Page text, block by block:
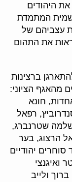
היהודים
המתמדת
עצביהם של
את התהום
ברצינות
מהאגף הציוני:
חונא
רפאל
שטרנברג,
הרצוג, בער
סוחרים יהודיים
ואיגנצי
ולייב